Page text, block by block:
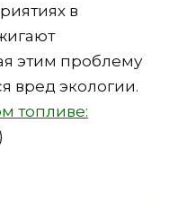
в
этим проблему
вред экологии.
топливе:
)